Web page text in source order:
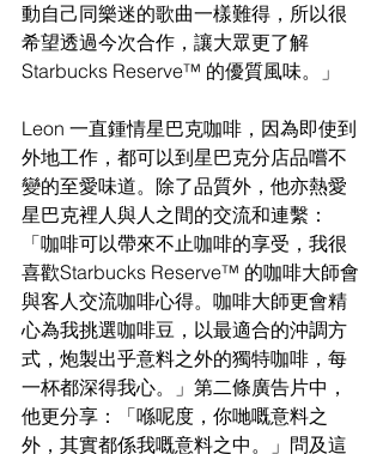
動自己同樂迷的歌曲一樣難得，所以很
希望透過今次合作，讓大眾更了解
Starbucks Reserve™ 的優質風味。」
Leon 一直鍾情星巴克咖啡，因為即使到
外地工作，都可以到星巴克分店品嚐不
變的至愛味道。除了品質外，他亦熱愛
星巴克裡人與人之間的交流和連繫：
「咖啡可以帶來不止咖啡的享受，我很
喜歡Starbucks Reserve™ 的咖啡大師會
與客人交流咖啡心得。咖啡大師更會精
心為我挑選咖啡豆，以最適合的沖調方
式，炮製出乎意料之外的獨特咖啡，每
一杯都深得我心。」第二條廣告片中，
他更分享：「喺呢度，你哋嘅意料之
外，其實都係我嘅意料之中。」問及這